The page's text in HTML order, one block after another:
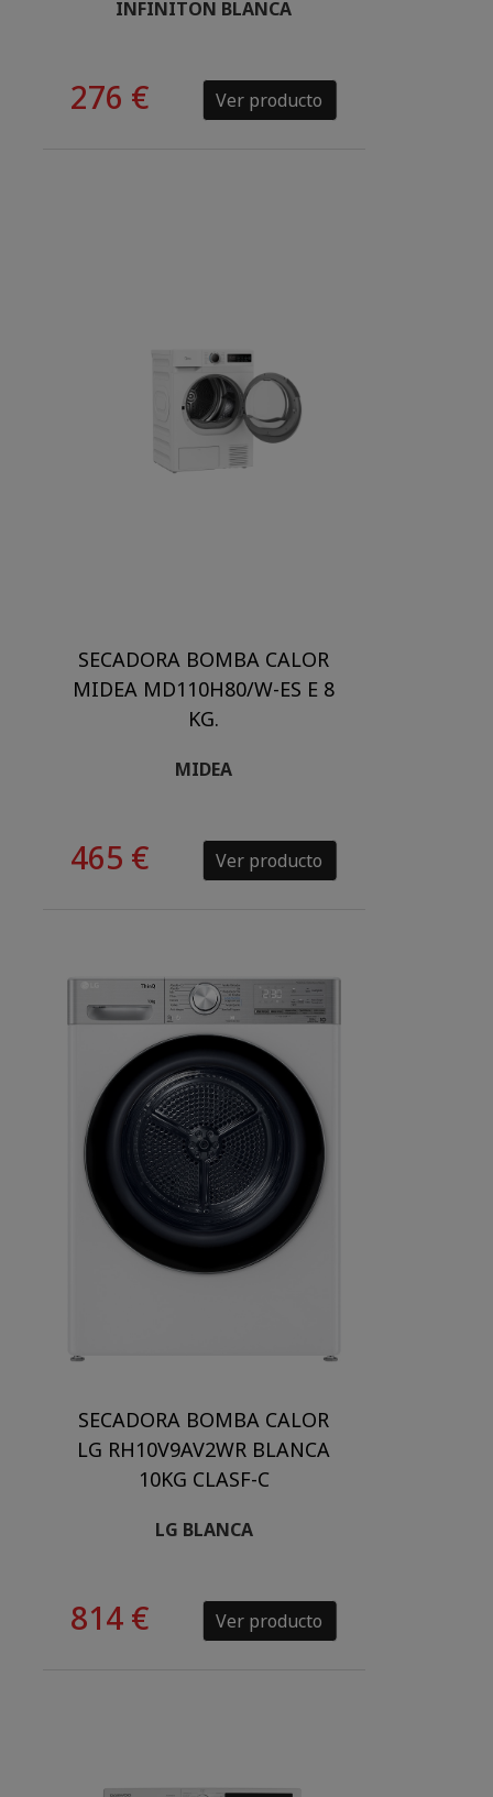
INFINITON BLANCA
276 € Ver producto
SECADORA BOMBA CALOR
MIDEA MD110H80/W-ES E 8
KG.
MIDEA
465 € Ver producto
SECADORA BOMBA CALOR
LG RH10V9AV2WR BLANCA
10KG CLASF-C
LG BLANCA
814 € Ver producto